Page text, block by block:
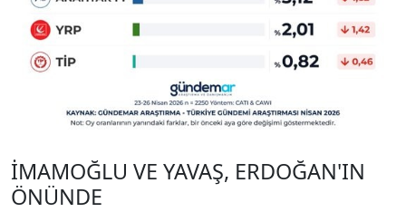
İMAMOĞLU VE YAVAŞ, ERDOĞAN'IN
ÖNÜNDE